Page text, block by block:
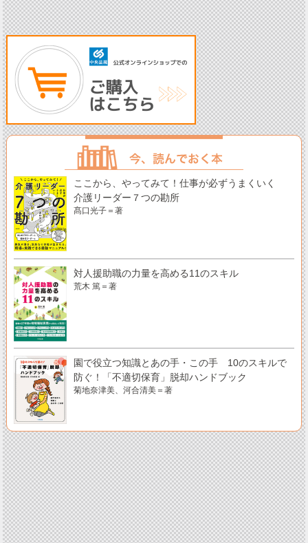
ここから、やってみて！仕事が必ずうまくいく
介護リーダー７つの勘所
髙口光子＝著
対人援助職の力量を高める11のスキル
荒木 篤＝著
園で役立つ知識とあの手・この手 10のスキルで
防ぐ！「不適切保育」脱却ハンドブック
菊地奈津美、河合清美＝著